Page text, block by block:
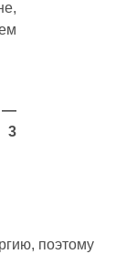
—
3
поэтому